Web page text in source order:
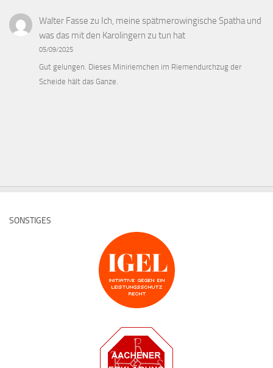
Walter Fasse zu Ich, meine spätmerowingische Spatha und
was das mit den Karolingern zu tun hat
05/09/2025
Gut gelungen. Dieses Miniriemchen im Riemendurchzug der
Scheide hält das Ganze.
SONSTIGES